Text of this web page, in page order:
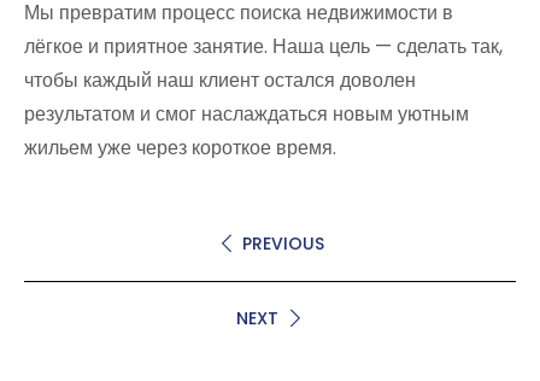
Мы превратим процесс поиска недвижимости в
лёгкое и приятное занятие. Наша цель — сделать так,
чтобы каждый наш клиент остался доволен
результатом и смог наслаждаться новым уютным
жильем уже через короткое время.
PREVIOUS
NEXT